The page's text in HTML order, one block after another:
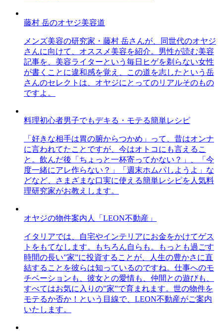
藤村 岳のオヤジ美容道
メンズ美容の研究家・藤村 岳さんが、同世代のオヤジ
さんに向けて、オススメ美容を紹介。男性が読む美容
記事を、美容ライターという毎日ヒゲを剃らない女性
が書くことに違和感を覚え、この道を志したという岳
さんのセレクトは、オヤジにとってのリアルそのもの
ですよ。
料理初心者男子でもデキる・モテる簡単レシピ
「好きな相手は胃の腑からつかめ」って、昔はオンナ
に言われてたことですが、今はオトコにも言えるこ
と。飲んだ後「ちょっと一杯寄ってかない？」、「今
度一緒にアレ作らない？」「週末ホムパしようよ」な
どなど、さまざまな口実に使える簡単レシピを人気料
理研究家がお教えします。
オヤジの物件案内人「LEON不動産」
イタリアでは、自宅やインテリアにお金をかけてゲス
トをもてなします。もちろん自らも。もっとも過ごす
時間の長い”家”に投資することが、人生の豊かさに直
結することを彼らは知っているのですね。仕事へのモ
チベーションも、彼女との愛情も、仲間との遊びも、
すべてはお気に入りの”家”で育まれます。世の物件を
モテるか否か！という目線で、LEON不動産がご案内
いたします。